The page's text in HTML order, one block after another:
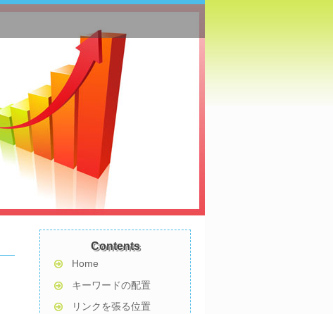
Contents
Home
キーワードの配置
リンクを張る位置